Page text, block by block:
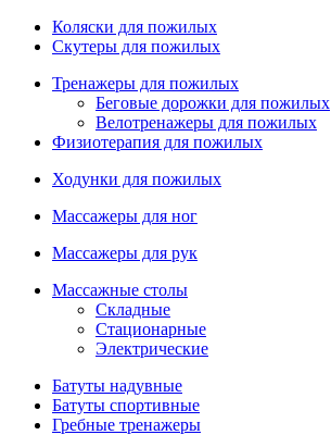
Коляски для пожилых
Скутеры для пожилых
Тренажеры для пожилых
Беговые дорожки для пожилых
Велотренажеры для пожилых
Физиотерапия для пожилых
Ходунки для пожилых
Массажеры для ног
Массажеры для рук
Массажные столы
Складные
Стационарные
Электрические
Батуты надувные
Батуты спортивные
Гребные тренажеры